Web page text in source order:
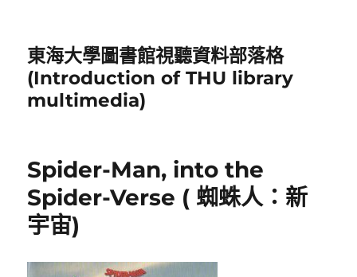
東海大學圖書館視聽資料部落格
(Introduction of THU library
multimedia)
Spider-Man, into the
Spider-Verse ( 蜘蛛人：新
宇宙)